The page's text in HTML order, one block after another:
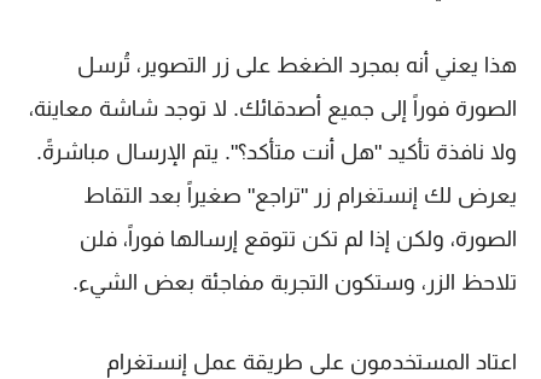
هذا يعني أنه بمجرد الضغط على زر التصوير، تُرسل
الصورة فوراً إلى جميع أصدقائك. لا توجد شاشة معاينة،
ولا نافذة تأكيد "هل أنت متأكد؟". يتم الإرسال مباشرةً.
يعرض لك إنستغرام زر "تراجع" صغيراً بعد التقاط
الصورة، ولكن إذا لم تكن تتوقع إرسالها فوراً، فلن
تلاحظ الزر، وستكون التجربة مفاجئة بعض الشيء.
اعتاد المستخدمون على طريقة عمل إنستغرام